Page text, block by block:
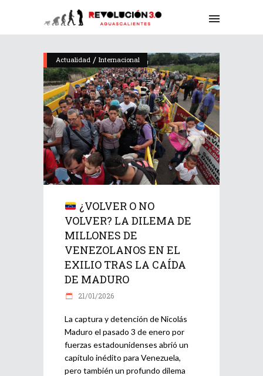
Actualidad / Internacional
¿VOLVER O NO
VOLVER? LA DILEMA DE
MILLONES DE
VENEZOLANOS EN EL
EXILIO TRAS LA CAÍDA
DE MADURO
21/01/2026
La captura y detención de Nicolás
Maduro el pasado 3 de enero por
fuerzas estadounidenses abrió un
capítulo inédito para Venezuela,
pero también un profundo dilema